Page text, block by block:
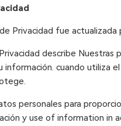
Privacidad fue
describe Nuestras
información. cuando utiliza
personales para
y use of information in